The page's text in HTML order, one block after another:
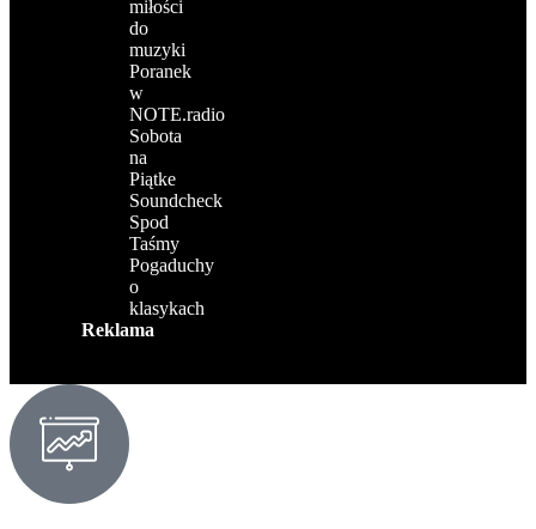
miłości
do
muzyki
Poranek
w
NOTE.radio
Sobota
na
Piątke
Soundcheck
Spod
Taśmy
Pogaduchy
o
klasykach
Reklama